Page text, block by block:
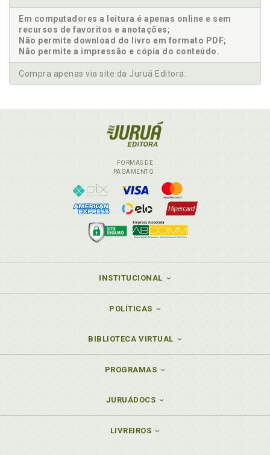
Em computadores a leitura é apenas online e sem
recursos de favoritos e anotações;
Não permite download do livro em formato PDF;
Não permite a impressão e cópia do conteúdo.
Compra apenas via site da Juruá Editora.
FORMAS DE
PAGAMENTO
INSTITUCIONAL
POLÍTICAS
BIBLIOTECA VIRTUAL
PROGRAMAS
JURUÁDOCS
LIVREIROS